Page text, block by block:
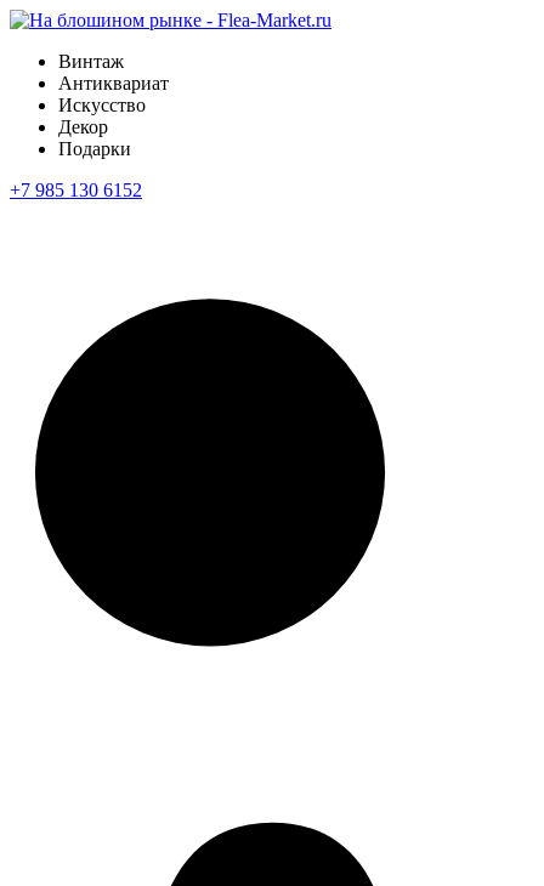
Винтаж
Антиквариат
Искусство
Декор
Подарки
+7 985 130 6152